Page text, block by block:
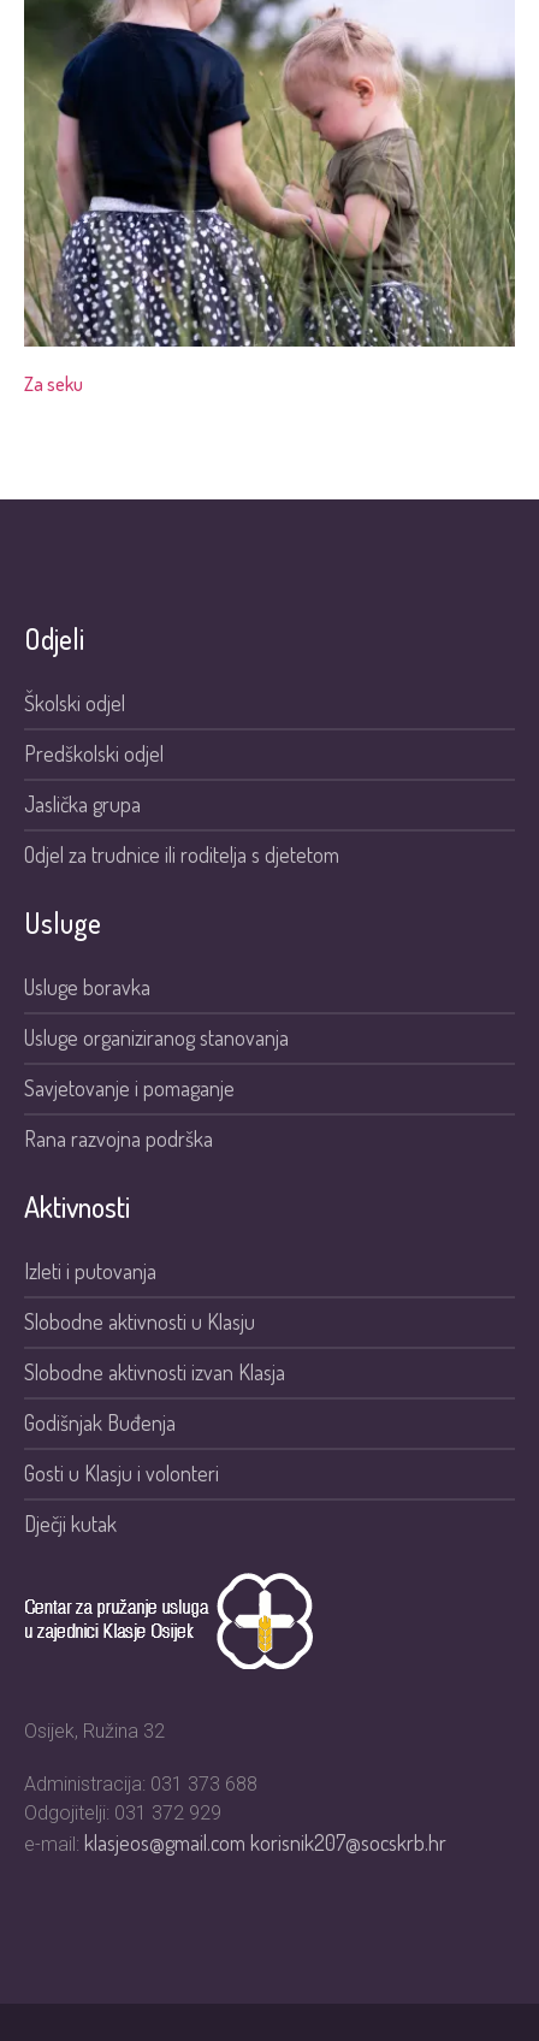
Za seku
Odjeli
Školski odjel
Predškolski odjel
Jaslička grupa
Odjel za trudnice ili roditelja s djetetom
Usluge
Usluge boravka
Usluge organiziranog stanovanja
Savjetovanje i pomaganje
Rana razvojna podrška
Aktivnosti
Izleti i putovanja
Slobodne aktivnosti u Klasju
Slobodne aktivnosti izvan Klasja
Godišnjak Buđenja
Gosti u Klasju i volonteri
Dječji kutak
Osijek, Ružina 32
Administracija: 031 373 688
Odgojitelji: 031 372 929
e-mail: klasjeos@gmail.comkorisnik207@socskrb.hr